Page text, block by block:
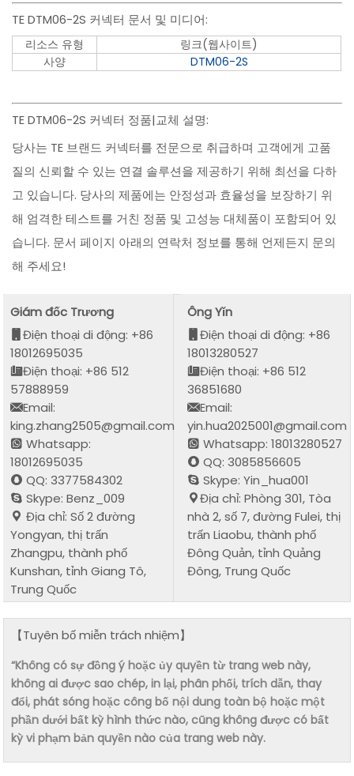
TE DTM06-2S 커넥터 문서 및 미디어:
리소스 유형
링크(웹사이트)
사양
DTM06-2S
TE DTM06-2S 커넥터 정품|교체 설명:
당사는 TE 브랜드 커넥터를 전문으로 취급하며 고객에게 고품
질의 신뢰할 수 있는 연결 솔루션을 제공하기 위해 최선을 다하
고 있습니다. 당사의 제품에는 안정성과 효율성을 보장하기 위
해 엄격한 테스트를 거친 정품 및 고성능 대체품이 포함되어 있
습니다. 문서 페이지 아래의 연락처 정보를 통해 언제든지 문의
해 주세요!
Giám đốc Trương
Điện thoại di động: +86
18012695035
Điện thoại: +86 512
57888959
Email:
king.zhang2505@gmail.com
Whatsapp:
18012695035
QQ: 3377584302
Skype: Benz_009
Địa chỉ: Số 2 đường
Yongyan, thị trấn
Zhangpu, thành phố
Kunshan, tỉnh Giang Tô,
Trung Quốc
Ông Yǐn
Điện thoại di động: +86
18013280527
Điện thoại: +86 512
36851680
Email:
yin.hua2025001@gmail.com
Whatsapp: 18013280527
QQ: 3085856605
Skype: Yin_hua001
Địa chỉ: Phòng 301, Tòa
nhà 2, số 7, đường Fulei, thị
trấn Liaobu, thành phố
Đông Quản, tỉnh Quảng
Đông, Trung Quốc
【Tuyên bố miễn trách nhiệm】
“Không có sự đồng ý hoặc ủy quyền từ trang web này,
không ai được sao chép, in lại, phân phối, trích dẫn, thay
đổi, phát sóng hoặc công bố nội dung toàn bộ hoặc một
phần dưới bất kỳ hình thức nào, cũng không được có bất
kỳ vi phạm bản quyền nào của trang web này.